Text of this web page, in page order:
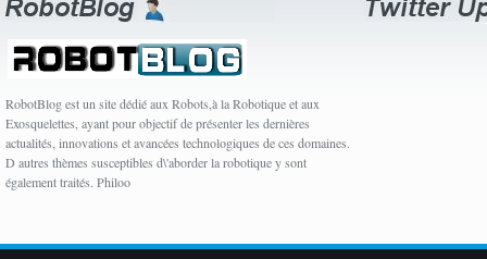
RobotBlog est un site dédié aux Robots,à la Robotique et aux
Exosquelettes, ayant pour objectif de présenter les dernières
actualités, innovations et avancées technologiques de ces domaines.
D autres thèmes susceptibles d\'aborder la robotique y sont
également traités. Philoo